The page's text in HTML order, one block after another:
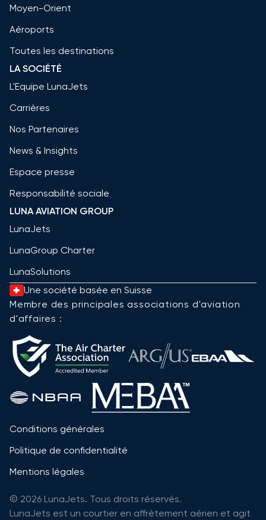
Moyen-Orient
Aéroports
Toutes les destinations
LA SOCIÉTÉ
L'Equipe LunaJets
Carrières
Nos Partenaires
News & Insights
Espace presse
Responsabilité sociale
LUNA AVIATION GROUP
LunaJets
LunaGroup Charter
LunaSolutions
Une société basée en Suisse
Membre des principales associations d'aviation
d'affaires :
Conditions générales
Politique de confidentialité
Mentions légales
© 2026 LunaJets. Tous droits réservés.
LunaJets est un courtier en affrètement aérien et agit